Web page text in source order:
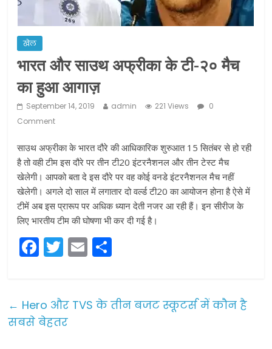
दो हफ्ते के लिए बढ़ाया लॉकडाउन: गृह मंत्रालय
खेल
भारत और साउथ अफ्रीका के टी-२० मैच
का हुआ आगाज़
September 14, 2019 admin 221 Views
0
Comment
साउथ अफ्रीका के भारत दौरे की आधिकारिक शुरुआत 15 सितंबर से हो रही
है तो वही टीम इस दौरे पर तीन टी20 इंटरनैशनल और तीन टेस्ट मैच
खेलेगी। आपको बता दे इस दौरे पर वह कोई वनडे इंटरनैशनल मैच नहीं
खेलेगी। अगले दो साल में लगातार दो वर्ल्ड टी20 का आयोजन होना है ऐसे में
टीमें अब इस प्रारूप पर अधिक ध्यान देती नजर आ रही हैं। इन सीरीज के
लिए भारतीय टीम की घोषणा भी कर दी गई है।
F
a
e
b
T
w
er
E
m
l e
← Hero और TVS के तीन बजट स्कूटर्स में कौन है
सबसे बेहतर